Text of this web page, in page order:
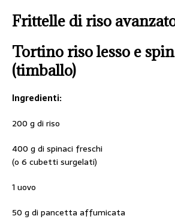
Frittelle di riso
Tortino riso lesso e
(timballo)
Ingredienti:
200 g di riso
400 g di spinaci freschi
(o 6 cubetti surgelati)
1 uovo
50 g di pancetta affumicata